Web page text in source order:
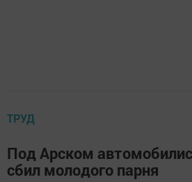
ТРУД
Под Арском
сбил молодого парня